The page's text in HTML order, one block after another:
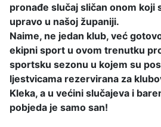
pronađe slučaj sličan onom koji
upravo u našoj županiji.
Naime, ne jedan klub, već
ekipni sport u ovom trenutku
sportsku sezonu u kojem su
ljestvicama rezervirana za
Kleka, a u većini slučajeva i
pobjeda je samo san!